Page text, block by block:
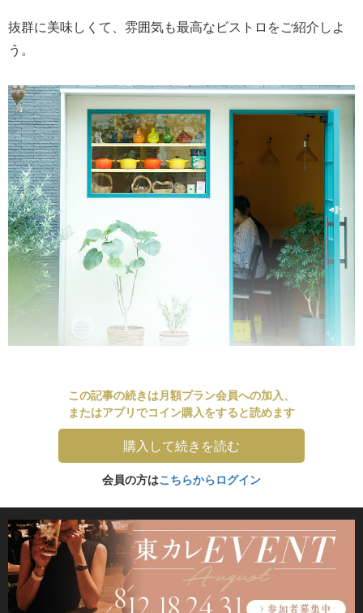
抜群に美味しくて、雰囲気も最高なビストロをご紹介しよ
う。
この記事の続きは月額プラン会員への加入、
またはアプリでコイン購入をすると読めます
購入して続きを読む
会員の方はこちらからログイン